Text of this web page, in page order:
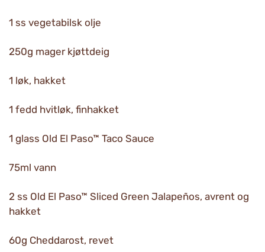
1 ss vegetabilsk olje
250g mager kjøttdeig
1 løk, hakket
1 fedd hvitløk, finhakket
1 glass Old El Paso™ Taco Sauce
75ml vann
2 ss Old El Paso™ Sliced Green Jalapeños, avrent og
hakket
60g Cheddarost, revet